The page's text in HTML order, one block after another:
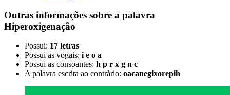
Outras informações sobre a palavra
Hiperoxigenação
Possui: 17 letras
Possui as vogais: i e o a
Possui as consoantes: h p r x g n c
A palavra escrita ao contrário: oacanegixorepih